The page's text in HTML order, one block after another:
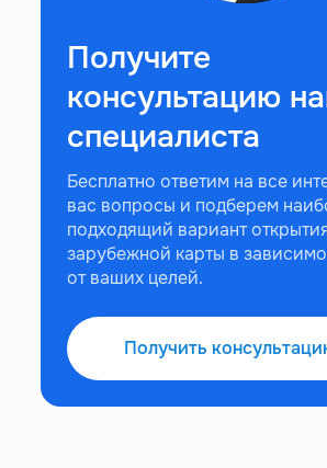
Получите
консультацию
специалиста
Бесплатно ответим на все
вас вопросы и подберем
подходящий вариант
зарубежной карты в
от ваших целей.
Получить